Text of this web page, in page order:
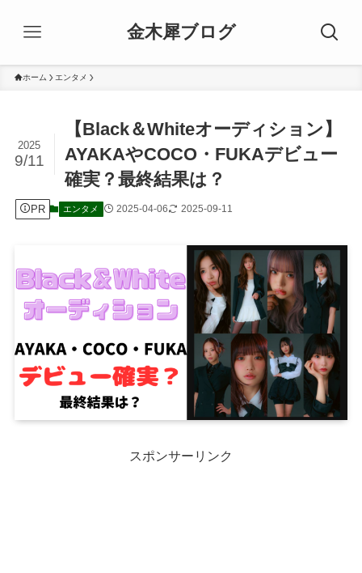
金木犀ブログ
ホーム エンタメ
【Black＆Whiteオーディション】
AYAKAやCOCO・FUKAデビュー
確実？最終結果は？
2025
9/11
PR エンタメ 2025-04-06 2025-09-11
スポンサーリンク